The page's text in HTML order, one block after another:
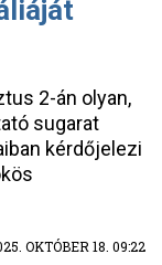
2-án olyan,
sugarat
kérdőjelezi
OKTÓBER 18. 09:22